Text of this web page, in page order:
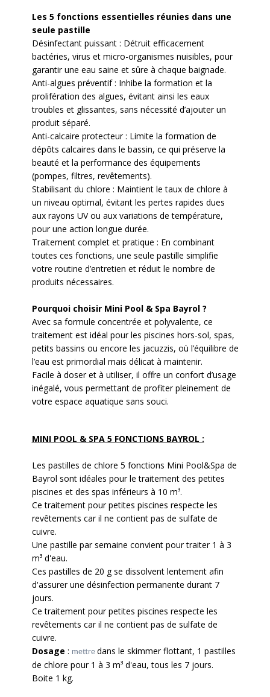
Les 5 fonctions essentielles réunies dans une
seule pastille
Désinfectant puissant : Détruit efficacement
bactéries, virus et micro-organismes nuisibles, pour
garantir une eau saine et sûre à chaque baignade.
Anti-algues préventif : Inhibe la formation et la
prolifération des algues, évitant ainsi les eaux
troubles et glissantes, sans nécessité d’ajouter un
produit séparé.
Anti-calcaire protecteur : Limite la formation de
dépôts calcaires dans le bassin, ce qui préserve la
beauté et la performance des équipements
(pompes, filtres, revêtements).
Stabilisant du chlore : Maintient le taux de chlore à
un niveau optimal, évitant les pertes rapides dues
aux rayons UV ou aux variations de température,
pour une action longue durée.
Traitement complet et pratique : En combinant
toutes ces fonctions, une seule pastille simplifie
votre routine d’entretien et réduit le nombre de
produits nécessaires.
Pourquoi choisir Mini Pool & Spa Bayrol ?
Avec sa formule concentrée et polyvalente, ce
traitement est idéal pour les piscines hors-sol, spas,
petits bassins ou encore les jacuzzis, où l’équilibre de
l’eau est primordial mais délicat à maintenir.
Facile à doser et à utiliser, il offre un confort d’usage
inégalé, vous permettant de profiter pleinement de
votre espace aquatique sans souci.
MINI POOL & SPA 5 FONCTIONS BAYROL :
Les pastilles de chlore 5 fonctions Mini Pool&Spa de
Bayrol sont idéales pour le traitement des petites
piscines et des spas inférieurs à 10 m³.
Ce traitement pour petites piscines respecte les
revêtements car il ne contient pas de sulfate de
cuivre.
Une pastille par semaine convient pour traiter 1 à 3
m³ d'eau.
Ces pastilles de 20 g se dissolvent lentement afin
d'assurer une désinfection permanente durant 7
jours.
Ce traitement pour petites piscines respecte les
revêtements car il ne contient pas de sulfate de
cuivre.
Dosage : mettre dans le skimmer flottant, 1 pastilles
de chlore pour 1 à 3 m³ d'eau, tous les 7 jours.
Boite 1 kg.